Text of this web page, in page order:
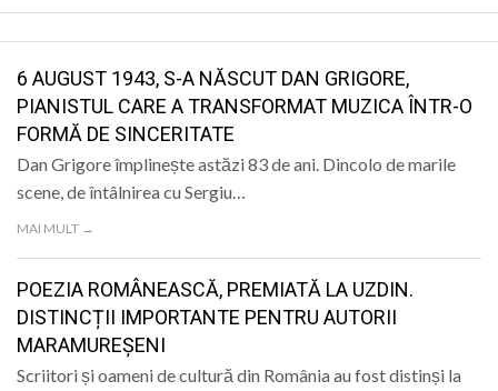
SANATATE
SPORT
SPECIAL
POLITIC
6 AUGUST 1943, S-A NĂSCUT DAN GRIGORE,
PIANISTUL CARE A TRANSFORMAT MUZICA ÎNTR-O
FORMĂ DE SINCERITATE
Dan Grigore împlinește astăzi 83 de ani. Dincolo de marile
scene, de întâlnirea cu Sergiu…
MAI MULT →
POEZIA ROMÂNEASCĂ, PREMIATĂ LA UZDIN.
DISTINCȚII IMPORTANTE PENTRU AUTORII
MARAMUREȘENI
Scriitori și oameni de cultură din România au fost distinși la